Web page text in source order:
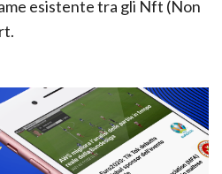
esistente tra gli Nft (Non